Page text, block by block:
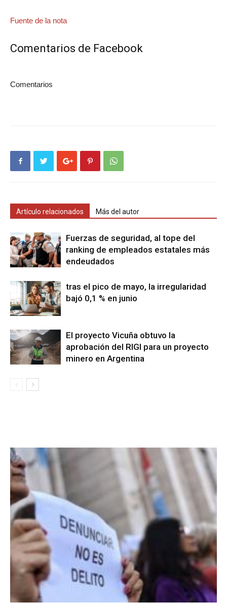
entradas
Fuente de la nota
Comentarios de Facebook
Comentarios
Artículo relacionados Más del autor
Fuerzas de seguridad, al tope del
ranking de empleados estatales más
endeudados
tras el pico de mayo, la irregularidad
bajó 0,1 % en junio
El proyecto Vicuña obtuvo la
aprobación del RIGI para un proyecto
minero en Argentina